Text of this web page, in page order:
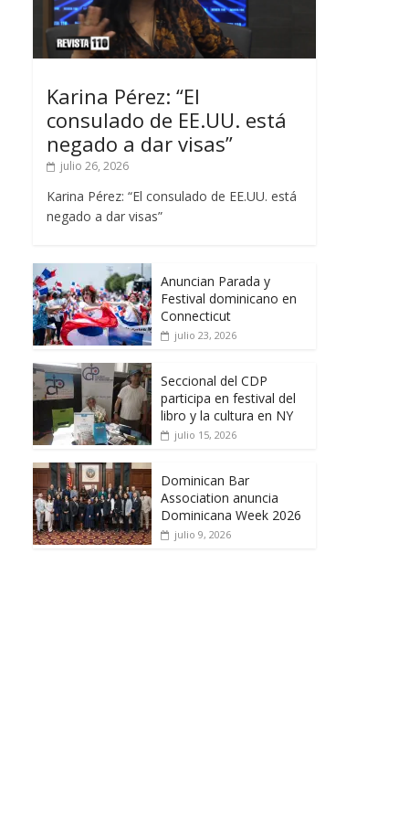
Karina Pérez: “El
consulado de EE.UU. está
negado a dar visas”
julio 26, 2026
Karina Pérez: “El consulado de EE.UU. está
negado a dar visas”
Anuncian Parada y
Festival dominicano en
Connecticut
julio 23, 2026
Seccional del CDP
participa en festival del
libro y la cultura en NY
julio 15, 2026
Dominican Bar
Association anuncia
Dominicana Week 2026
julio 9, 2026